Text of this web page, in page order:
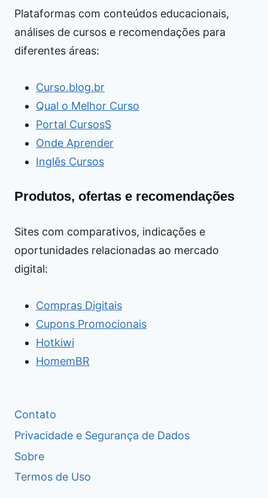
Plataformas com conteúdos educacionais,
análises de cursos e recomendações para
diferentes áreas:
Curso.blog.br
Qual o Melhor Curso
Portal CursosS
Onde Aprender
Inglês Cursos
Produtos, ofertas e recomendações
Sites com comparativos, indicações e
oportunidades relacionadas ao mercado
digital:
Compras Digitais
Cupons Promocionais
Hotkiwi
HomemBR
Contato
Privacidade e Segurança de Dados
Sobre
Termos de Uso